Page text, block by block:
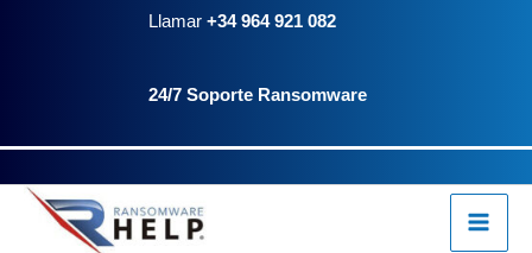
Llamar +34 964 921 082
24/7 Soporte Ransomware